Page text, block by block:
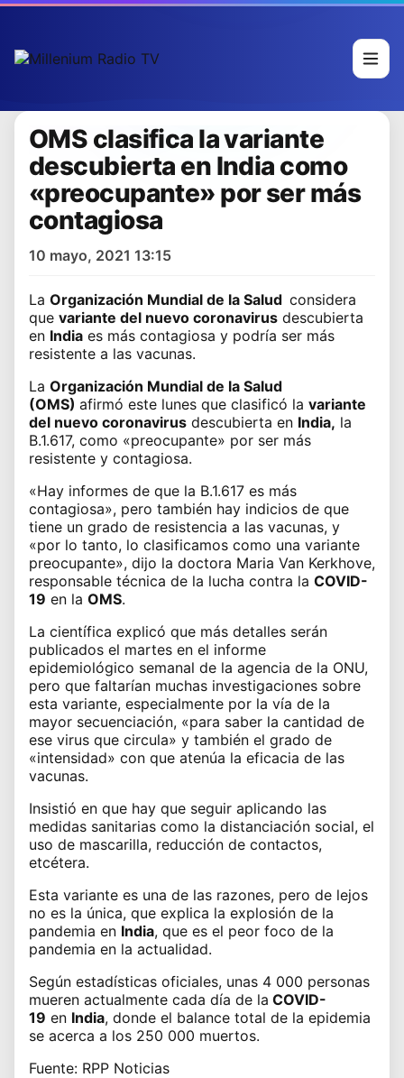
OMS clasifica la variante
descubierta en India como
«preocupante» por ser más
contagiosa
10 mayo, 2021 13:15
La Organización Mundial de la Salud considera
que variante del nuevo coronavirus descubierta
en India es más contagiosa y podría ser más
resistente a las vacunas.
La Organización Mundial de la Salud
(OMS) afirmó este lunes que clasificó la variante
del nuevo coronavirus descubierta en India, la
B.1.617, como «preocupante» por ser más
resistente y contagiosa.
«Hay informes de que la B.1.617 es más
contagiosa», pero también hay indicios de que
tiene un grado de resistencia a las vacunas, y
«por lo tanto, lo clasificamos como una variante
preocupante», dijo la doctora Maria Van Kerkhove,
responsable técnica de la lucha contra la COVID-
19 en la OMS.
La científica explicó que más detalles serán
publicados el martes en el informe
epidemiológico semanal de la agencia de la ONU,
pero que faltarían muchas investigaciones sobre
esta variante, especialmente por la vía de la
mayor secuenciación, «para saber la cantidad de
ese virus que circula» y también el grado de
«intensidad» con que atenúa la eficacia de las
vacunas.
Insistió en que hay que seguir aplicando las
medidas sanitarias como la distanciación social, el
uso de mascarilla, reducción de contactos,
etcétera.
Esta variante es una de las razones, pero de lejos
no es la única, que explica la explosión de la
pandemia en India, que es el peor foco de la
pandemia en la actualidad.
Según estadísticas oficiales, unas 4 000 personas
mueren actualmente cada día de la COVID-
19 en India, donde el balance total de la epidemia
se acerca a los 250 000 muertos.
Fuente: RPP Noticias